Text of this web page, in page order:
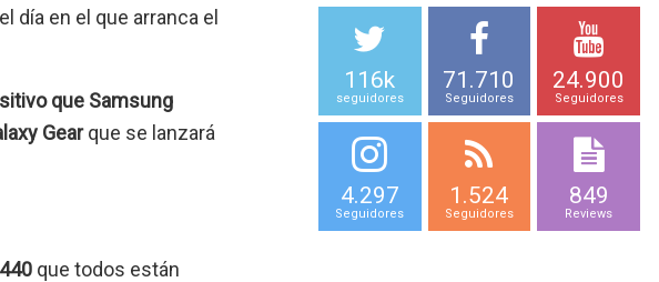
día en el que arranca el
que Samsung
Gearque se lanzará
que todos están
116k
seguidores
71.710
Seguidores
24.900
Seguidores
4.297
Seguidores
1.524
Seguidores
849
Reviews